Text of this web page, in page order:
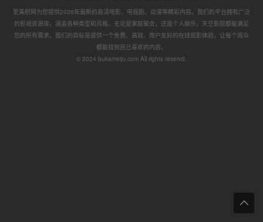
爱美剧网为您提供2026年最新的高清电影、电视剧、动漫等精彩内容。我们的平台拥有广泛
的影视资源库，涵盖各种类型和风格。无论是家庭聚会，还是个人娱乐，天空影院都能满足
您的所有需求。我们的目标是提供一个免费、高效、用户友好的在线观影体验，让每个观众
都能找到自己喜欢的内容。
© 2024 bukameiju.com All rights reservd.